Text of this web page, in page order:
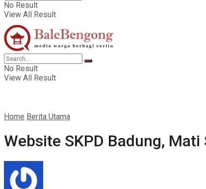
No Result
View All Result
No Result
View All Result
Home Berita Utama
Website SKPD Badung,